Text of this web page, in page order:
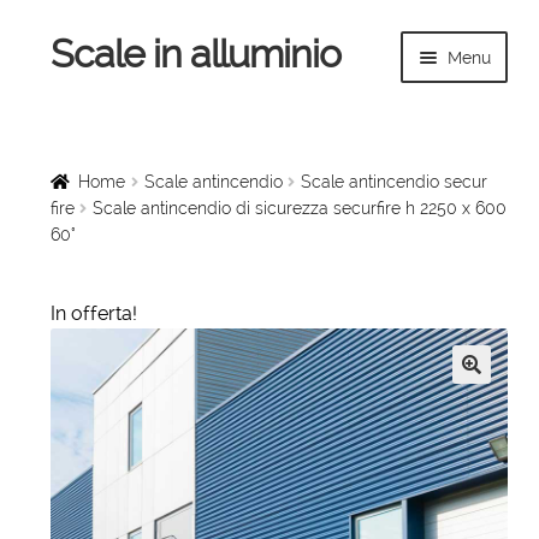
Vai
alla
Vai
al
Scale in alluminio Menu
child
Scale a chiocciola
Scale per interni
Linee vita
il
menu
child
Scale in legno
Espandi
il
menu
child
Rampe di carico
Sollevatori
Espandi
il
Home Scale antincendio
Scale antincendio secur
fire
Scale antincendio di sicurezza securfire h 2250 x 600
60°
In offerta!
🔍